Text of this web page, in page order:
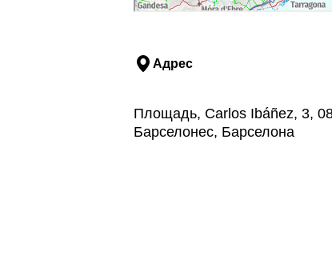
Адрес
Площадь, Carlos Ibáñez, 3,
Барселонес, Барселона